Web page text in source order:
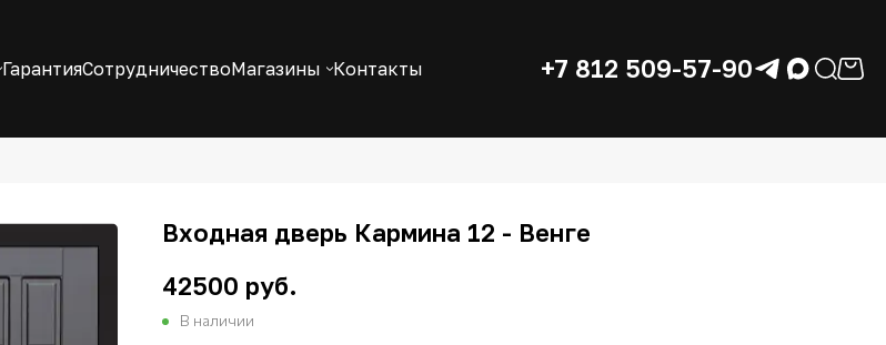
ГарантияСотрудничествоМагазины Контакты +7 812 509-57-90
Входная дверь Кармина 12 - Венге
42500 руб.
В наличии